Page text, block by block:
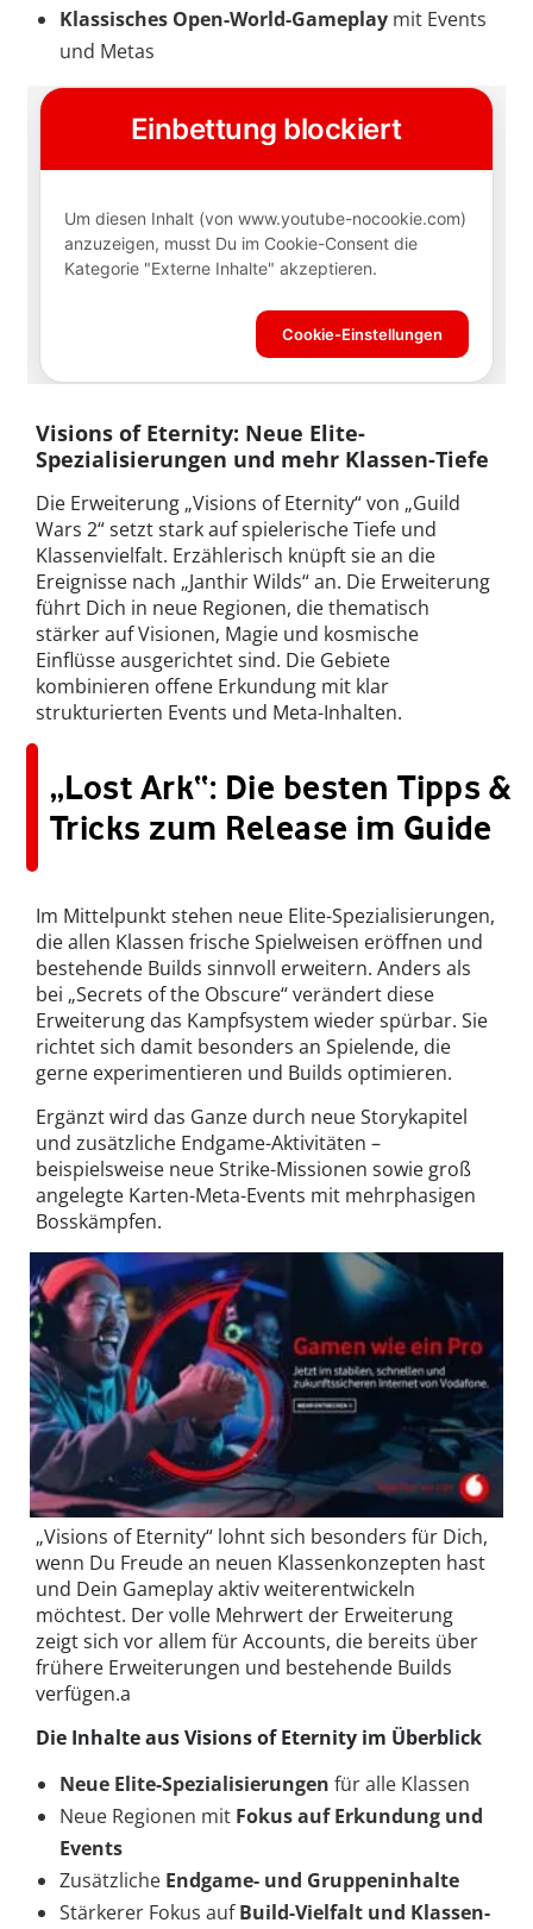
Klassisches Open-World-Gameplay mit Events
und Metas
Visions of Eternity: Neue Elite-
Spezialisierungen und mehr Klassen-Tiefe
Die Erweiterung „Visions of Eternity“ von „Guild
Wars 2“ setzt stark auf spielerische Tiefe und
Klassenvielfalt. Erzählerisch knüpft sie an die
Ereignisse nach „Janthir Wilds“ an. Die Erweiterung
führt Dich in neue Regionen, die thematisch
stärker auf Visionen, Magie und kosmische
Einflüsse ausgerichtet sind. Die Gebiete
kombinieren offene Erkundung mit klar
strukturierten Events und Meta-Inhalten.
„Lost Ark“: Die besten Tipps &
Tricks zum Release im Guide
Im Mittelpunkt stehen neue Elite-Spezialisierungen,
die allen Klassen frische Spielweisen eröffnen und
bestehende Builds sinnvoll erweitern. Anders als
bei „Secrets of the Obscure“ verändert diese
Erweiterung das Kampfsystem wieder spürbar. Sie
richtet sich damit besonders an Spielende, die
gerne experimentieren und Builds optimieren.
Ergänzt wird das Ganze durch neue Storykapitel
und zusätzliche Endgame-Aktivitäten –
beispielsweise neue Strike-Missionen sowie groß
angelegte Karten-Meta-Events mit mehrphasigen
Bosskämpfen.
„Visions of Eternity“ lohnt sich besonders für Dich,
wenn Du Freude an neuen Klassenkonzepten hast
und Dein Gameplay aktiv weiterentwickeln
möchtest. Der volle Mehrwert der Erweiterung
zeigt sich vor allem für Accounts, die bereits über
frühere Erweiterungen und bestehende Builds
verfügen.a
Die Inhalte aus Visions of Eternity im Überblick
Neue Elite-Spezialisierungen für alle Klassen
Neue Regionen mit Fokus auf Erkundung und
Events
Zusätzliche Endgame- und Gruppeninhalte
Stärkerer Fokus aufBuild-Vielfalt und Klassen-